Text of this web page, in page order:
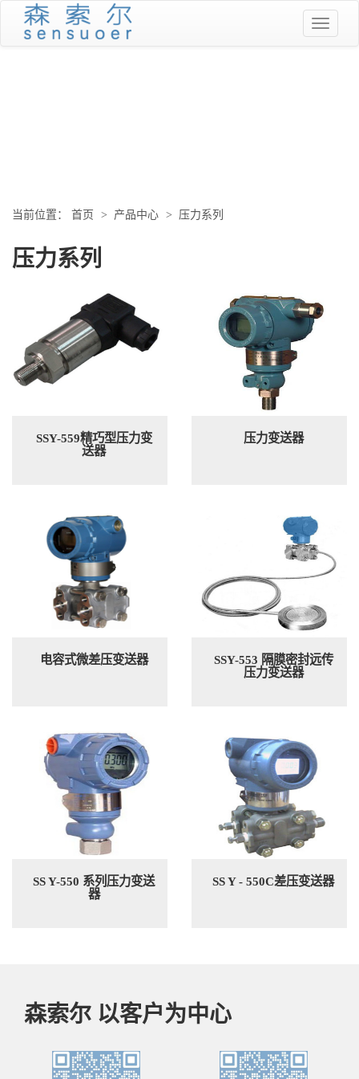
当前位置： 首页 > 产品中心 > 压力系列
压力系列
SSY-559精巧型压力变
送器
压力变送器
电容式微差压变送器
SSY-553 隔膜密封远传
压力变送器
SS Y-550 系列压力变送
器
SS Y - 550C差压变送器
森索尔 以客户为中心